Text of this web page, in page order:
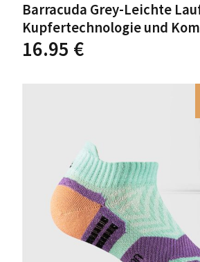
Barracuda Grey-Leichte
Kupfertechnologie und
16.95 €Dieses
Produkt
können
auf
der
Produktseite
gewählt
werden